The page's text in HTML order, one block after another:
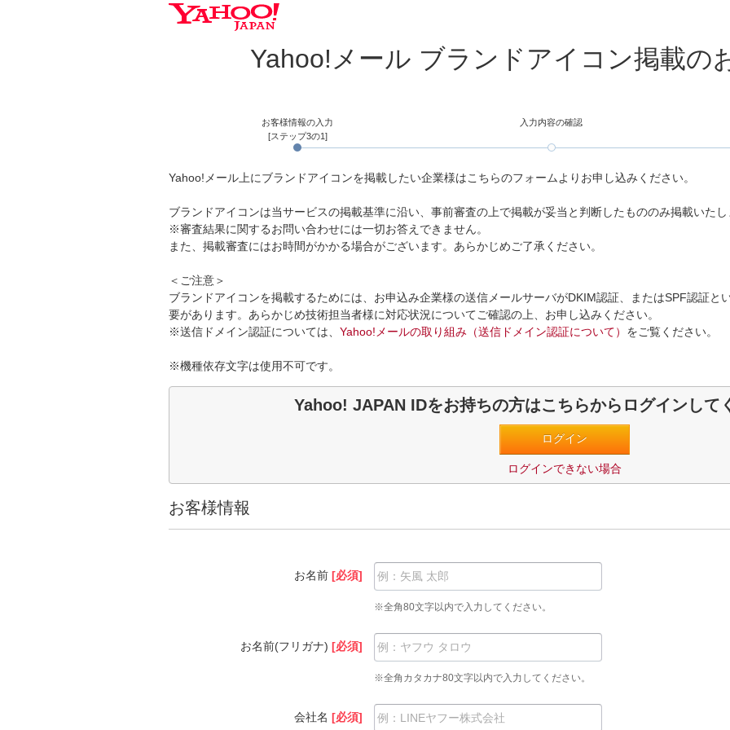
Yahoo!メール ブランドアイコン掲載の
お客様情報の入力
[ステップ3の1]
入力内容の確認
Yahoo!メール上にブランドアイコンを掲載したい企業様はこちらのフォームよりお申し込みください。
ブランドアイコンは当サービスの掲載基準に沿い、事前審査の上で掲載が妥当と判断したもののみ掲載いたし
※審査結果に関するお問い合わせには一切お答えできません。
また、掲載審査にはお時間がかかる場合がございます。あらかじめご了承ください。
＜ご注意＞
ブランドアイコンを掲載するためには、お申込み企業様の送信メールサーバがDKIM認証、またはSPF認証と
要があります。あらかじめ技術担当者様に対応状況についてご確認の上、お申し込みください。
※送信ドメイン認証については、 Yahoo!メールの取り組み（送信ドメイン認証について） をご覧ください。
※機種依存文字は使用不可です。
Yahoo! JAPAN IDをお持ちの方はこちらからログインして
ログインできない場合
お客様情報
お名前 [必須]
※全角80文字以内で入力してください。
お名前(フリガナ) [必須]
※全角カタカナ80文字以内で入力してください。
会社名 [必須]